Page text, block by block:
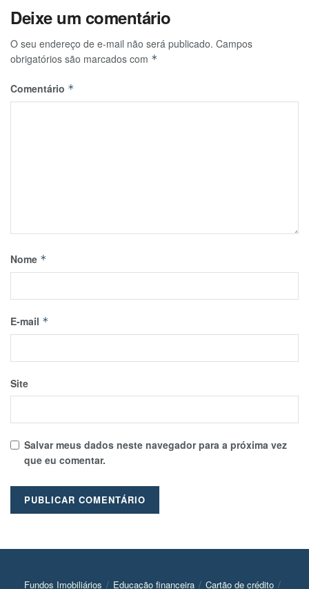
Deixe um comentário
O seu endereço de e-mail não será publicado. Campos
obrigatórios são marcados com *
Comentário *
Nome *
E-mail *
Site
Salvar meus dados neste navegador para a próxima vez
que eu comentar.
Fundos Imobiliários Educação financeira Cartão de crédito